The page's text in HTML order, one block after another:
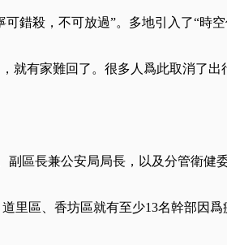
錯殺，不可放過”。多地引入了“時
就有家難回了。很多人爲此取消了出
區長兼公安局局長，以及分管衛健
里區、香坊區就有至少13名幹部因爲